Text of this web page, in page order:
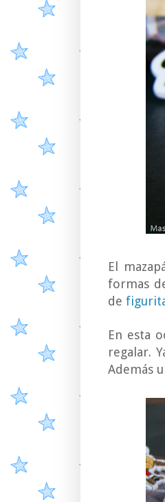
El
formas
de
En esta
regalar.
Además